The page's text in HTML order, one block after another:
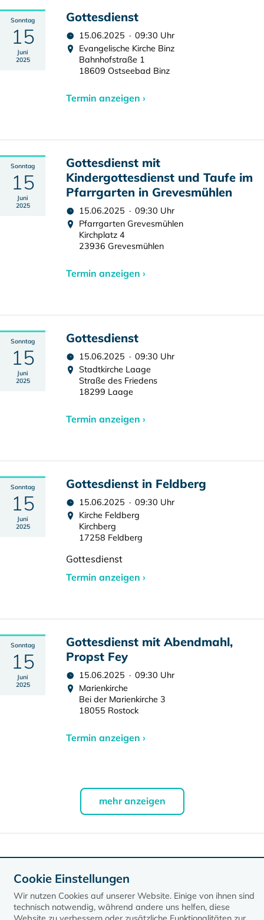
Sonntag
15
Juni
2025
Gottesdienst
15.06.2025 · 09:30 Uhr
Evangelische Kirche Binz
Bahnhofstraße 1
18609 Ostseebad Binz
Termin anzeigen ›
Sonntag
15
Juni
2025
Gottesdienst mit
Kindergottesdienst und Taufe im
Pfarrgarten in Grevesmühlen
15.06.2025 · 09:30 Uhr
Pfarrgarten Grevesmühlen
Kirchplatz 4
23936 Grevesmühlen
Termin anzeigen ›
Sonntag
15
Juni
2025
Gottesdienst
15.06.2025 · 09:30 Uhr
Stadtkirche Laage
Straße des Friedens
18299 Laage
Termin anzeigen ›
Sonntag
15
Juni
2025
Gottesdienst in Feldberg
15.06.2025 · 09:30 Uhr
Kirche Feldberg
Kirchberg
17258 Feldberg
Gottesdienst
Termin anzeigen ›
Sonntag
15
Juni
2025
Gottesdienst mit Abendmahl,
Propst Fey
15.06.2025 · 09:30 Uhr
Marienkirche
Bei der Marienkirche 3
18055 Rostock
Termin anzeigen ›
mehr anzeigen
Cookie Einstellungen
Wir nutzen Cookies auf unserer Website. Einige von ihnen sind
technisch notwendig, während andere uns helfen, diese